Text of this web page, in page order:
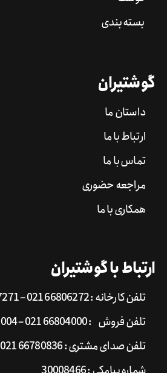
بسته بندی
گوشتیران
داستان ما
ارتباط با ما
تماس با ما
مراجعه حضوری
همکاری با ما
ارتباط با گوشتیران
تلفن کارخانه : 66806272 021 – 66807271 021
تلفن فروش : 66804000 021 – 66818004 021
تلفن صدای مشتری : 66780836 021